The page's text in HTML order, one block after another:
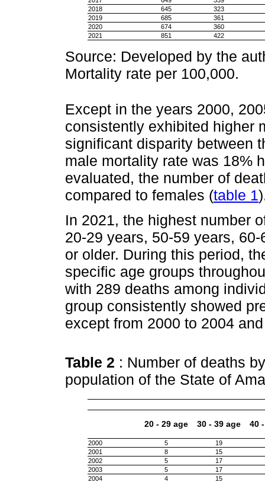
2018
645
323
2019
685
361
2020
674
360
2021
851 422
Source: Developed by the
Mortality rate per 100,000.
Except in the years 2000,
consistently exhibited higher
significant disparity between
male mortality rate was 18%
evaluated, the number of
compared to females (table 1
In 2021, the highest number
20-29 years, 50-59 years,
or older. During this period,
specific age groups
with 289 deaths among
group consistently showed
except from 2000 to 2004
Table 2 : Number of deaths
population of the State of
20 - 29 age 30 - 39 age 40
2000 5
19
2001
8
15
2002
5
17
2003
5
17
2004
4
15